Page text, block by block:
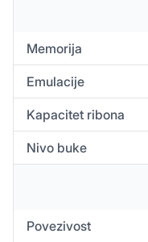
Memorija
Emulacije
Kapacitet ribona
Nivo buke
Povezivost